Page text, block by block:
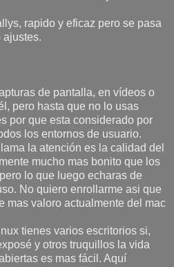
rapido y eficaz pero se pasa
ajustes.
de pantalla, en vídeos o
pero hasta que no lo usas
por que esta considerado por
los entornos de usuario.
la atención es la calidad del
mucho mas bonito que los
lo que luego echaras de
No quiero enrollarme asi que
mas valoro actualmente del mac
tienes varios escritorios si,
y otros truquillos la vida
es mas fácil. Aquí